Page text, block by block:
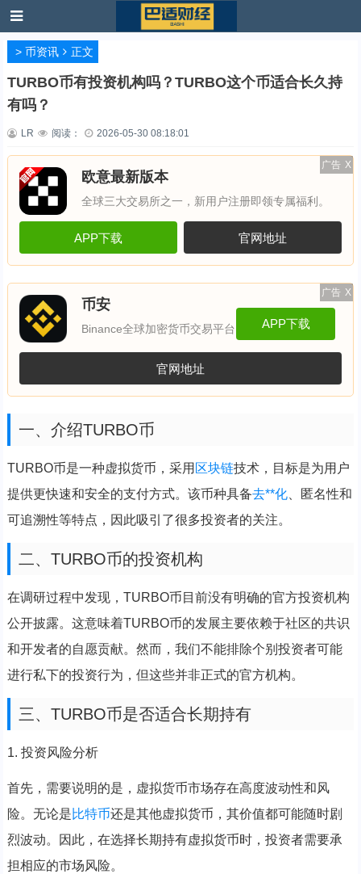
> 币资讯 正文
TURBO币有投资机构吗？TURBO这个币适合长久持
有吗？
LR 阅读： 2026-05-30 08:18:01
广告 X
欧意最新版本
全球三大交易所之一，新用户注册即领专属福利。
APP下载 官网地址
广告 X
币安
Binance全球加密货币交易平台 APP下载
官网地址
一、介绍TURBO币
TURBO币是一种虚拟货币，采用 区块链技术，目标是为用户
提供更快速和安全的支付方式。该币种具备去**化、匿名性和
可追溯性等特点，因此吸引了很多投资者的关注。
二、TURBO币的投资机构
在调研过程中发现，TURBO币目前没有明确的官方投资机构
公开披露。这意味着TURBO币的发展主要依赖于社区的共识
和开发者的自愿贡献。然而，我们不能排除个别投资者可能
进行私下的投资行为，但这些并非正式的官方机构。
三、TURBO币是否适合长期持有
1. 投资风险分析
首先，需要说明的是，虚拟货币市场存在高度波动性和风
险。无论是比特币还是其他虚拟货币，其价值都可能随时剧
烈波动。因此，在选择长期持有虚拟货币时，投资者需要承
担相应的市场风险。